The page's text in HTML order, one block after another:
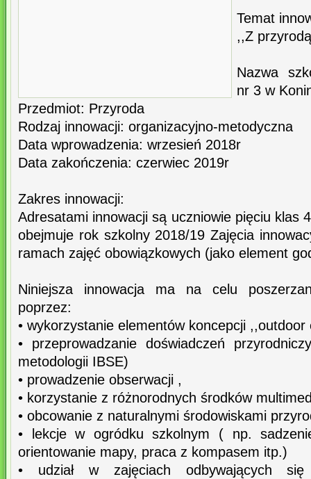
Temat
,,Z
Nazwa
nr 3 w
Przedmiot: Przyroda
Rodzaj innowacji: organizacyjno-metodyczna
Data wprowadzenia: wrzesień 2018r
Data zakończenia: czerwiec 2019r
Zakres innowacji:
Adresatami innowacji są uczniowie pięciu klas
obejmuje rok szkolny 2018/19 Zajęcia
ramach zajęć obowiązkowych (jako element
Niniejsza innowacja ma na celu
poprzez:
• wykorzystanie elementów koncepcji ,,outdoor
• przeprowadzanie doświadczeń
metodologii IBSE)
• prowadzenie obserwacji ,
• korzystanie z różnorodnych środków
• obcowanie z naturalnymi środowiskami
• lekcje w ogródku szkolnym ( np.
orientowanie mapy, praca z kompasem itp.)
• udział w zajęciach odbywających